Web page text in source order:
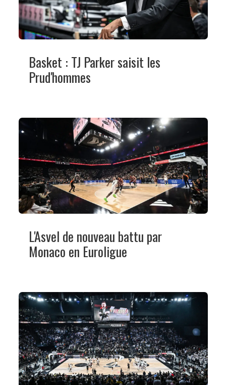
Basket : TJ Parker saisit les
Prud'hommes
L'Asvel de nouveau battu par
Monaco en Euroligue